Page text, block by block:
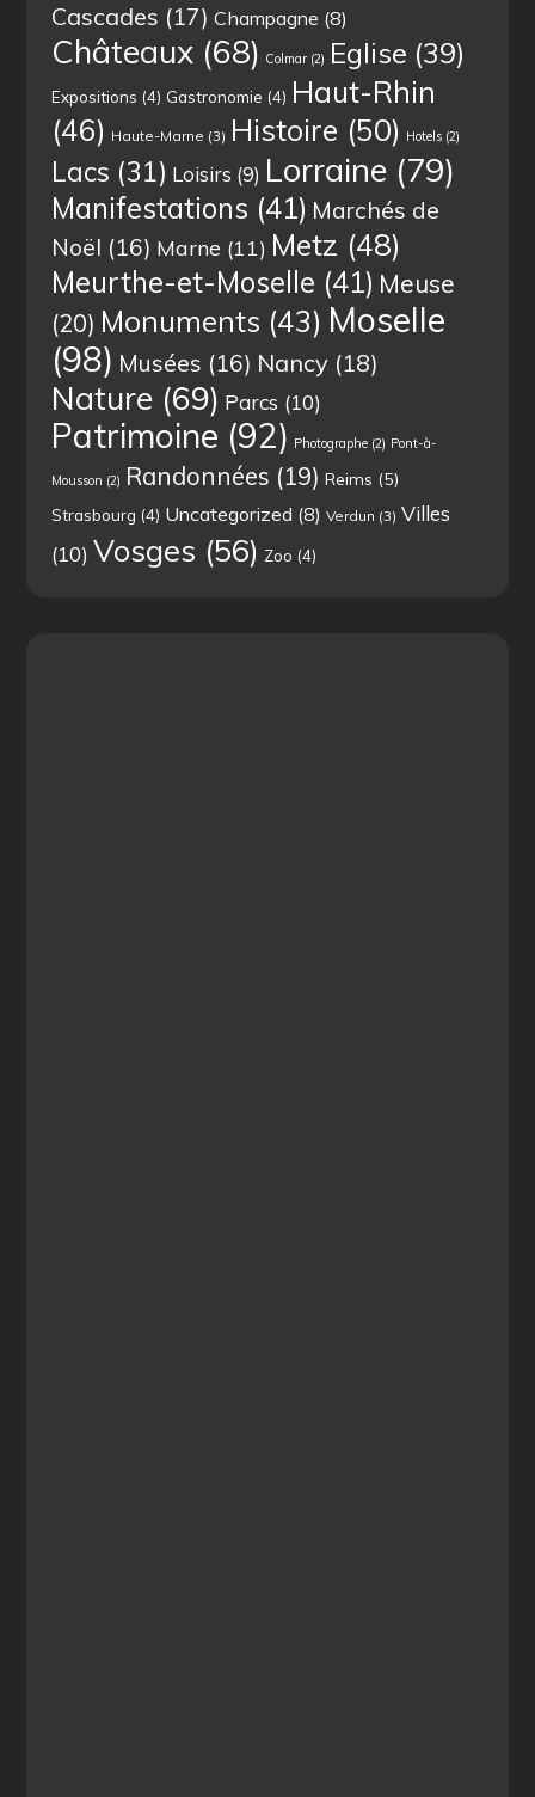
Cascades (17) Champagne (8)
Châteaux (68) Colmar (2) Eglise (39)
Expositions (4) Gastronomie (4) Haut-Rhin
(46) Haute-Marne (3) Histoire (50) Hotels (2)
Lacs (31) Loisirs (9) Lorraine (79)
Manifestations (41) Marchés de
Noël (16) Marne (11) Metz (48)
Meurthe-et-Moselle (41) Meuse
(20) Monuments (43) Moselle
(98) Musées (16) Nancy (18)
Nature (69) Parcs (10)
Patrimoine (92) Photographe (2) Pont-à-
Mousson (2) Randonnées (19) Reims (5)
Strasbourg (4) Uncategorized (8) Verdun (3) Villes
(10) Vosges (56) Zoo (4)